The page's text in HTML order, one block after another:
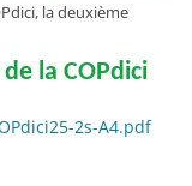
la deuxième
la COPdici
2s-A4.pdf